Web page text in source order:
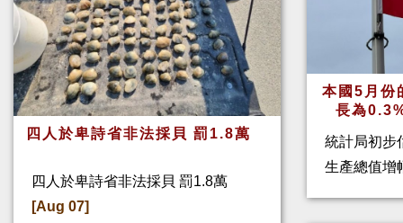
四人於卑詩省非法採貝 罰1.8萬
四人於卑詩省非法採貝 罰1.8萬
[Aug 07]
本國5月份
長為
統計局初步
生產總值增